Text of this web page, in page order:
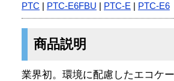
PTC PTC-E6FBU PTC-E PTC-E6
商品説明
業界初。環境に配慮したエコケ